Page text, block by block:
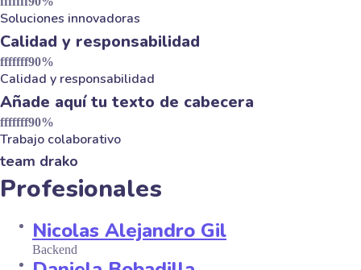
Soluciones innovadoras
Calidad y responsabilidad
fffffff90%
Calidad y responsabilidad
Añade aquí tu texto de cabecera
fffffff90%
Trabajo colaborativo
team drako
Profesionales
Nicolas Alejandro Gil
Backend